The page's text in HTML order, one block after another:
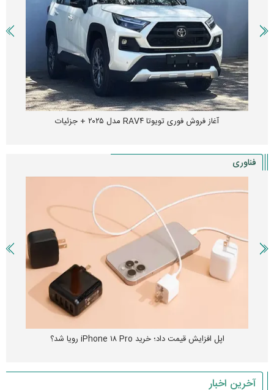
آغاز فروش فوری تویوتا RAV۴ مدل ۲۰۲۵ + جزئیات
فناوری
اپل افزایش قیمت داد؛ خرید iPhone ۱۸ Pro رویا شد؟
آخرین اخبار